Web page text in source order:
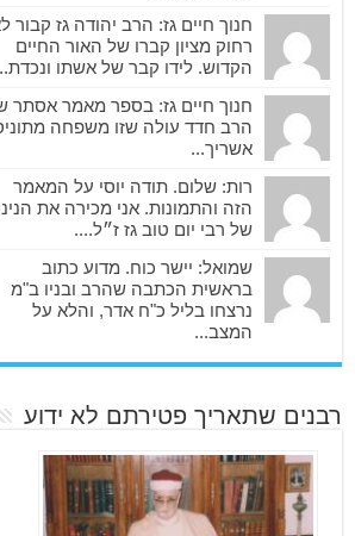
חנוך חיים גז: הרב יהודה גז קבור
רחוק מציון קברו של האור החיים
הקדוש. לידו קבר של אשתו
חנוך חיים גז: בספר מאמר אסתר
הרב חדד עולה שזו משפחה
אשריך...
רות: שלום. תודה יוסי על המאמר
הזה והתמונות. אני מכירה את
של רבי יום טוב גז ז״ל....
שמואל: יישר כוח. מדוע כתוב
בראשית הכתבה שהרב ובניו ב"מ
נרצחו בליל כ"ח אדר, והלא על
המצב...
רבנים שתאריך פטירתם לא ידוע